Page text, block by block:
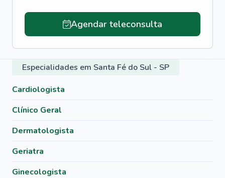
Agendar teleconsulta
Especialidades em Santa Fé do Sul - SP
Cardiologista
Clínico Geral
Dermatologista
Geriatra
Ginecologista